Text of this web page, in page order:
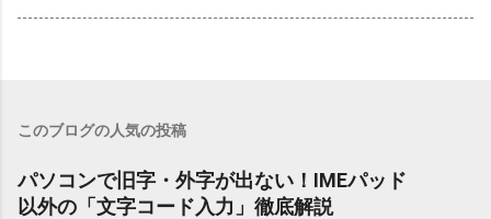
このブログの人気の投稿
パソコンで旧字・外字が出ない！IMEパッド
以外の「文字コード入力」徹底解説